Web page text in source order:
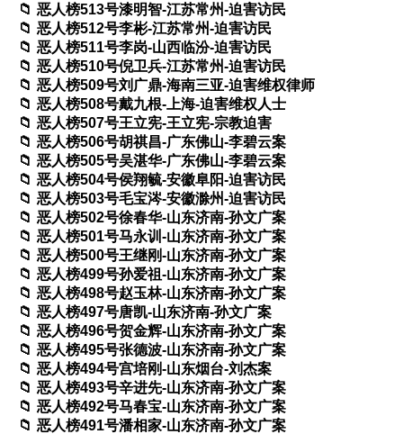
恶人榜513号漆明智-江苏常州-迫害访民
恶人榜512号李彬-江苏常州-迫害访民
恶人榜511号李岗-山西临汾-迫害访民
恶人榜510号倪卫兵-江苏常州-迫害访民
恶人榜509号刘广鼎-海南三亚-迫害维权律师
恶人榜508号戴九根-上海-迫害维权人士
恶人榜507号王立宪-王立宪-宗教迫害
恶人榜506号胡祺昌-广东佛山-李碧云案
恶人榜505号吴湛华-广东佛山-李碧云案
恶人榜504号侯翔毓-安徽阜阳-迫害访民
恶人榜503号毛宝涔-安徽滁州-迫害访民
恶人榜502号徐春华-山东济南-孙文广案
恶人榜501号马永训-山东济南-孙文广案
恶人榜500号王继刚-山东济南-孙文广案
恶人榜499号孙爱祖-山东济南-孙文广案
恶人榜498号赵玉林-山东济南-孙文广案
恶人榜497号唐凯-山东济南-孙文广案
恶人榜496号贺金辉-山东济南-孙文广案
恶人榜495号张德波-山东济南-孙文广案
恶人榜494号宫培刚-山东烟台-刘杰案
恶人榜493号辛进先-山东济南-孙文广案
恶人榜492号马春宝-山东济南-孙文广案
恶人榜491号潘相家-山东济南-孙文广案